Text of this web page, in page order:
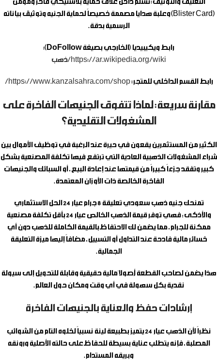
التغليف والتوثيق:تُسلم داخل غلاف حماية بلاستيكي فاخر ومؤمن
(Blister Card) وعلبة هدايا مصممة خصيصاً لحماية الجنيه وتوثيق بياناته
الرسمية بدقة.
رابط ويكيبيديا (الخارجي بصيغة DoFollow):
https://ar.wikipedia.org/wiki/ذهب
رابط القسم الداخلي للمتجر:https://www.kanzalsahra.com/shop/
مقارنة سريعة: لماذا تتفوق الجنيهات الفاخرة على
المشغولات التقليدية؟
الكثير من المستثمرين يقعون في حيرة عند الرغبة في توظيف الأموال بين
شراء المشغولات الذهبية العادية التي ترتفع فيها تكلفة المصنعية بشكل
كبير وتفقد جزءاً كبيراً من قيمتها عند إعادة البيع، أو السبائك والجنيهات
الفاخرة الخالصة ذات الأوزان المعتمدة.
تمنحكجنيه ذهب سعودي تعليقة 8 جرام عيار 24
الحل الاستثماري
والأذكى؛ فهي توفر قيمة الذهب الخالص عيار 24 بأقل تكلفة مصنعية
ممكنة للجرام، مما يضمن لك الاحتفاظ بالقيمة الكاملة للذهب دون أي
خسائر مالية فادحة عند التداول أو التسييل، مضافاً إليها ميزة التعليقة
الجمالية.
هذا يضمن لصاحب القطعة أُصولاً مالية حقيقية وقابلة للتحويل إلى سيولة
نقدية بكل سهولة في أي وقت ومكان حول العالم.
إرشادات حفظ والعناية بالجنيهات الفاخرة
نظراً لأن الذهب عيار 24 يتميز بطبيعة لينة نسبياً لخلوه التام من الشوائب
المصلبة، فإنه يتطلب عناية بسيطة للحفاظ على حالته الأصلية ورونقه
وبريقه المستدام.